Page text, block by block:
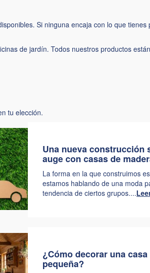
Si ninguna encaja con lo que tienes
de jardín. Todos nuestros productos
tu elección.
Una nueva construcción
auge con casas de
La forma en la que construimos
estamos hablando de una moda
tendencia de ciertos grupos....
¿Cómo decorar una
pequeña?